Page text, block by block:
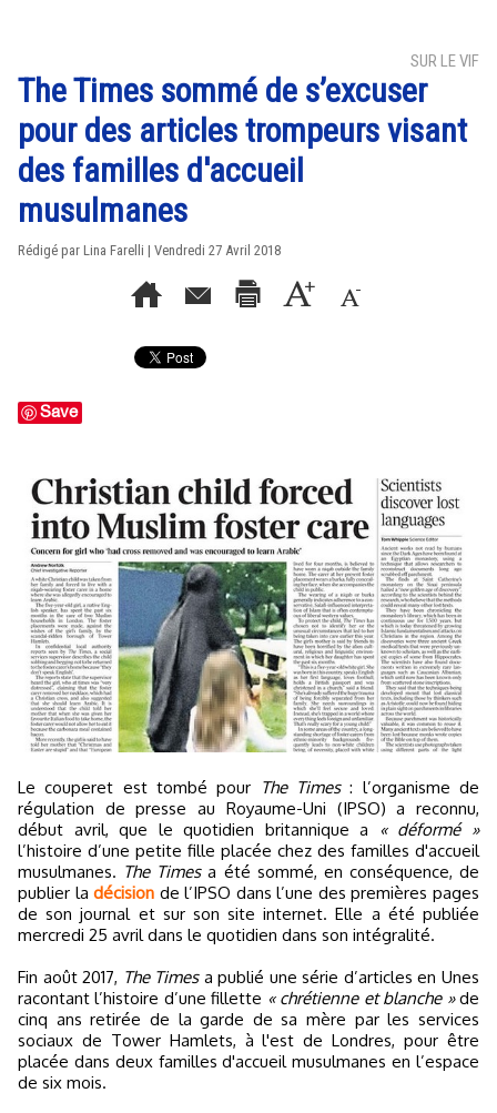
SUR LE VIF
The Times sommé de s’excuser
pour des articles trompeurs visant
des familles d'accueil
musulmanes
Rédigé par Lina Farelli | Vendredi 27 Avril 2018
Save
Le couperet est tombé pour The Times: l’organisme de
régulation de presse au Royaume-Uni (IPSO) a reconnu,
début avril, que le quotidien britannique a
« déformé »
l’histoire d’une petite fille placée chez des familles d'accueil
musulmanes. The Timesa été sommé, en conséquence, de
publier ladécision de l’IPSO dans l’une des premières pages
de son journal et sur son site internet. Elle a été publiée
mercredi 25 avril dans le quotidien dans son intégralité.
Fin août 2017, The Timesa publié une série d’articles en Unes
racontant l’histoire d’une fillette « chrétienne et blanche »de
cinq ans retirée de la garde de sa mère par les services
sociaux de Tower Hamlets, à l'est de Londres, pour être
placée dans deux familles d'accueil musulmanes en l’espace
de six mois.